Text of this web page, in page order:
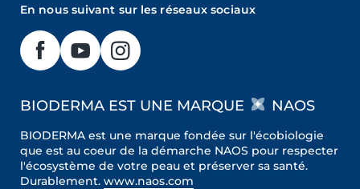
En nous suivant sur les réseaux sociaux
BIODERMA EST UNE MARQUE NAOS
BIODERMA est une marque fondée sur l'écobiologie
que est au coeur de la démarche NAOS pour respecter
l'écosystème de votre peau et préserver sa santé.
Durablement. www.naos.com